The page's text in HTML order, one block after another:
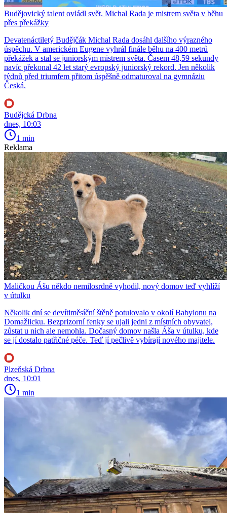
Budějovický talent ovládl svět. Michal Rada je mistrem světa v běhu
přes překážky
Devatenáctiletý Budějčák Michal Rada dosáhl dalšího výrazného
úspěchu. V americkém Eugene vyhrál finále běhu na 400 metrů
překážek a stal se juniorským mistrem světa. Časem 48,59 sekundy
navíc překonal 42 let starý evropský juniorský rekord. Jen několik
týdnů před triumfem přitom úspěšně odmaturoval na gymnáziu
Česká.
Budějcká Drbna
dnes, 10:03
1 min
Reklama
Maličkou Ášu někdo nemilosrdně vyhodil, nový domov teď vyhlíží
v útulku
Několik dní se devítiměsíční štěně potulovalo v okolí Babylonu na
Domažlicku. Bezprizorní fenky se ujali jedni z místních obyvatel,
zůstat u nich ale nemohla. Dočasný domov našla Áša v útulku, kde
se jí dostalo patřičné péče. Teď jí pečlivě vybírají nového majitele.
Plzeňská Drbna
dnes, 10:01
1 min